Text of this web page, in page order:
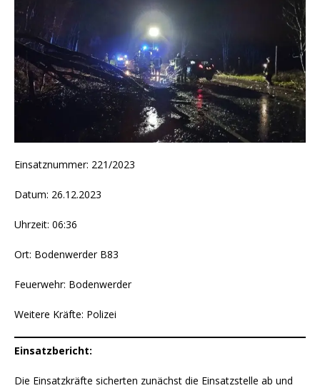
Einsatznummer: 221/2023
Datum: 26.12.2023
Uhrzeit: 06:36
Ort: Bodenwerder B83
Feuerwehr: Bodenwerder
Weitere Kräfte: Polizei
Einsatzbericht:
Die Einsatzkräfte sicherten zunächst die Einsatzstelle ab und